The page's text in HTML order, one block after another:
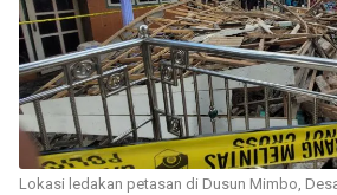
Lokasi ledakan petasan di Dusun Mimbo,